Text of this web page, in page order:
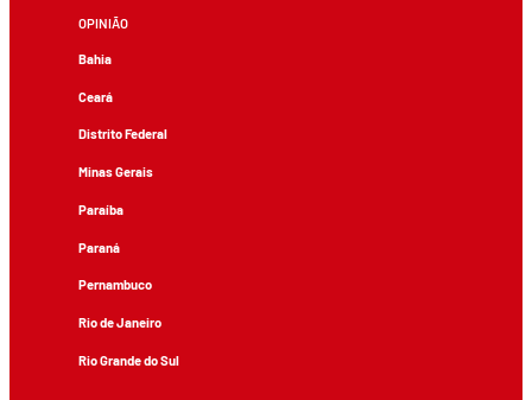
OPINIÃO
Bahia
Ceará
Distrito Federal
Minas Gerais
Paraíba
Paraná
Pernambuco
Rio de Janeiro
Rio Grande do Sul